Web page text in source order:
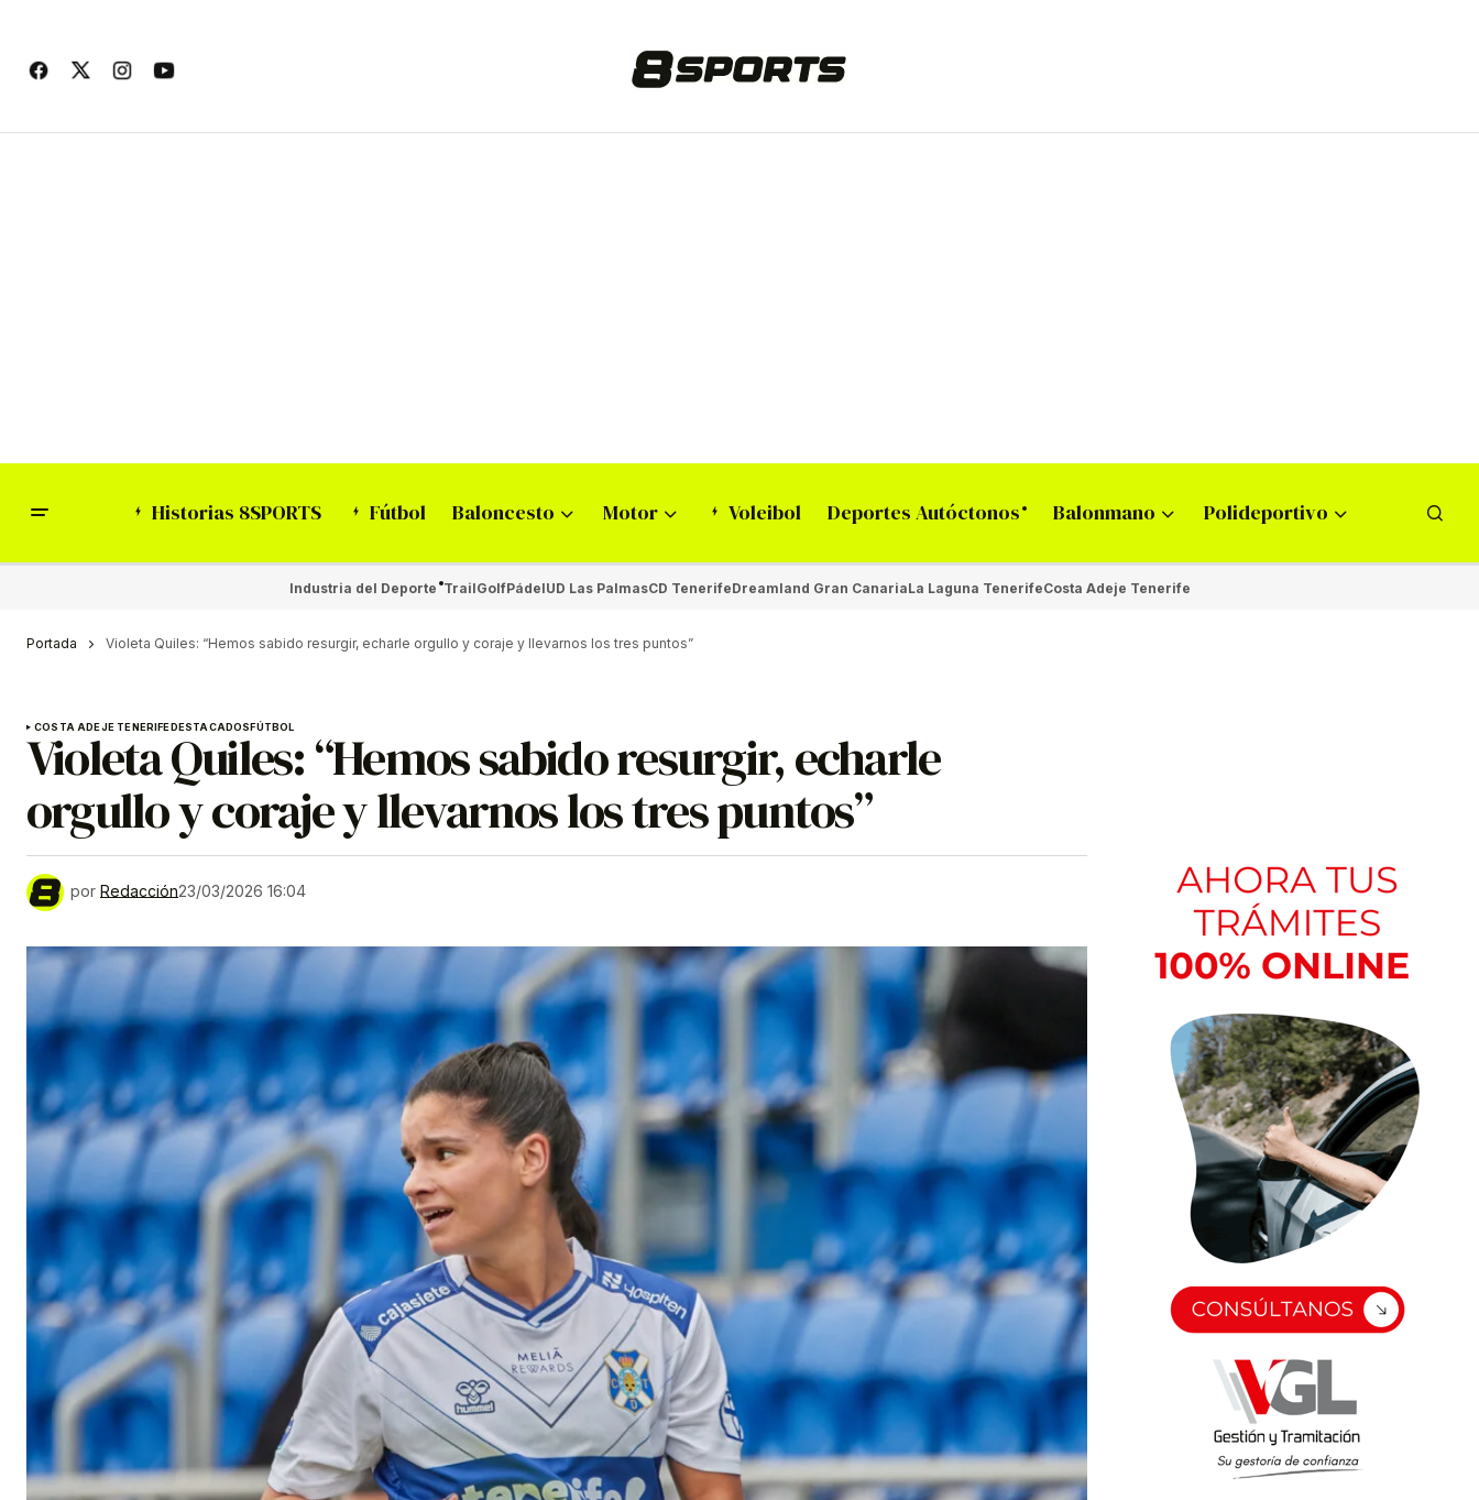
Historias 8SPORTS Fútbol Baloncesto Motor Voleibol Deportes Autóctonos Balonmano Polideportivo
Industria del Deporte TrailGolfPádelUD Las PalmasCD TenerifeDreamland Gran CanariaLa Laguna TenerifeCosta Adeje Tenerife
Portada Violeta Quiles: “Hemos sabido resurgir, echarle orgullo y coraje y llevarnos los tres puntos”
COSTA ADEJE TENERIFEDESTACADOSFÚTBOL
Violeta Quiles: “Hemos sabido resurgir, echarle
orgullo y coraje y llevarnos los tres puntos”
por Redacción23/03/2026 16:04